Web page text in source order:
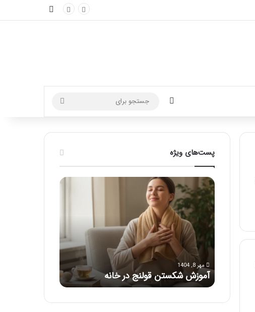
تغییر پوسته
برای
پست‌های ویژه
م
ا
س
ا
ژ
ی
ه
مرداد 6, 1404
ماساژ برای بهبود تمرکز ذهنی؛ با این
ماساژ حواس‌جمع شوید!